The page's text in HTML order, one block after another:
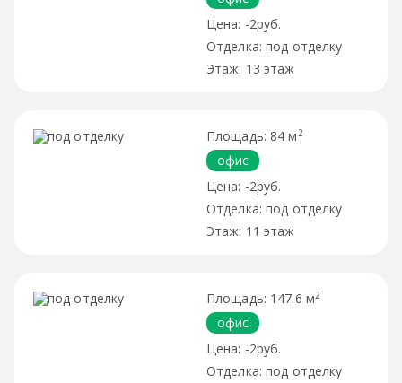
-2руб.
под отделку
13 этаж
84 м 2
офис
-2руб.
под отделку
11 этаж
147.6 м2
офис
-2руб.
под отделку